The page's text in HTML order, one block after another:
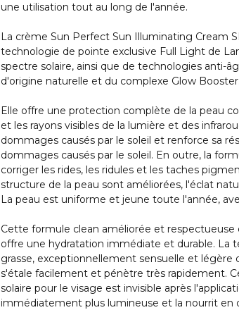
une utilisation tout au long de l'année.
La crème Sun Perfect Sun Illuminating Cream
technologie de pointe exclusive Full Light de
spectre solaire, ainsi que de technologies anti-
d'origine naturelle et du complexe Glow Booster.
Elle offre une protection complète de la peau
et les rayons visibles de la lumière et des
dommages causés par le soleil et renforce sa
dommages causés par le soleil. En outre, la
corriger les rides, les ridules et les taches
structure de la peau sont améliorées, l'éclat
La peau est uniforme et jeune toute l'année,
Cette formule clean améliorée et
offre une hydratation immédiate et durable. La
grasse, exceptionnellement sensuelle et légère
s'étale facilement et pénètre très rapidement.
solaire pour le visage est invisible après
immédiatement plus lumineuse et la nourrit en